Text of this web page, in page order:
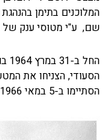
המלוכנים בתימן
שם, ע"י מטוסי ענק של
הסעודי, הצניחו את
הסתיימו ב-5 במאי 1966.